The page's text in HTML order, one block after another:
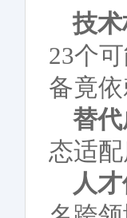
技
23个
备竟
替
态适
人